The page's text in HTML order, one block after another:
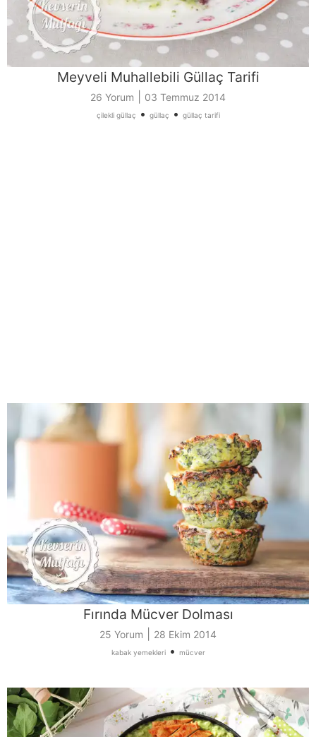
Meyveli Muhallebili Güllaç Tarifi
26 Yorum 03 Temmuz 2014
çilekli güllaç • güllaç • güllaç tarifi
Fırında Mücver Dolması
25 Yorum 28 Ekim 2014
kabak yemekleri• mücver